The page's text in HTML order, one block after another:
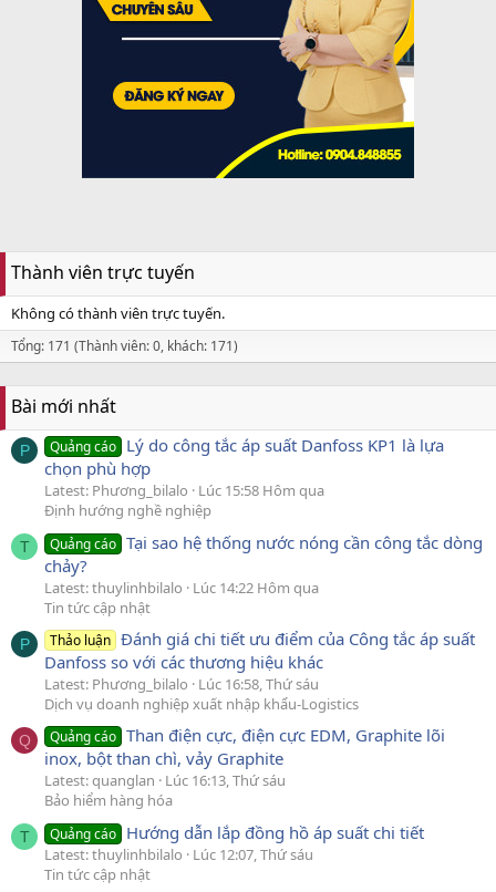
Thành viên trực tuyến
Không có thành viên trực tuyến.
Tổng: 171 (Thành viên: 0, khách: 171)
Bài mới nhất
P Quảng cáo Lý do công tắc áp suất Danfoss KP1 là lựa
chọn phù hợp
Latest: Phương_bilalo
Lúc 15:58 Hôm qua
Định hướng nghề nghiệp
T Quảng cáo Tại sao hệ thống nước nóng cần công tắc dòng
chảy?
Latest: thuylinhbilalo
Lúc 14:22 Hôm qua
Tin tức cập nhật
P Thảo luận Đánh giá chi tiết ưu điểm của Công tắc áp suất
Danfoss so với các thương hiệu khác
Latest: Phương_bilalo
Lúc 16:58, Thứ sáu
Dịch vụ doanh nghiệp xuất nhập khẩu-Logistics
Q Quảng cáo Than điện cực, điện cực EDM, Graphite lõi
inox, bột than chì, vảy Graphite
Latest: quanglan
Lúc 16:13, Thứ sáu
Bảo hiểm hàng hóa
T Quảng cáo Hướng dẫn lắp đồng hồ áp suất chi tiết
Latest: thuylinhbilalo
Lúc 12:07, Thứ sáu
Tin tức cập nhật